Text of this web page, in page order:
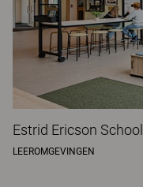
Estrid Ericson School
LEEROMGEVINGEN